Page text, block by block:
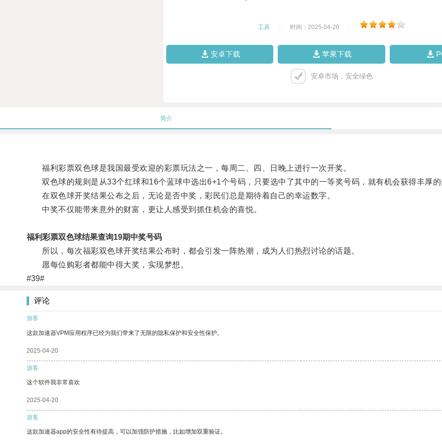
工具 时间：2025-04-20
安卓下载 苹果下载
安卓市场，安全绿色
简介
福利彩票双色球是我国最受欢迎的彩票玩法之一，每周二、四、日晚上进行一次开奖。
双色球的规则是从33个红球和16个蓝球中选出6+1个号码，只要选中了其中的一等奖号码，就有机会获得丰厚的
在双色球开奖结果公布之后，无论是否中奖，彩民们总是期待着自己的幸运数字。
中奖不仅能带来意外的财富，更让人感受到抓住机会的喜悦。
福利彩票双色球结果查询19期中奖号码
所以，每次福彩双色球开奖结果公布时，都会引发一阵热潮，成为人们热烈讨论的话题。
愿每位购彩者都能中得大奖，实现梦想。
#39#
评论
游客
这款加速器VPM应用程序已经为我们带来了无限的隐私保护和安全性保护。
2025-04-20
游客
这个软件我非常喜欢
2025-04-20
游客
这款加速器app的安全性有待提高，可以加强防护措施，比如增加双重验证。